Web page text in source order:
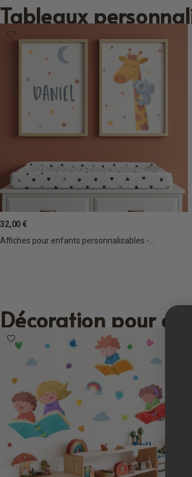
Tableaux
Affiches pour enfants personnalisables -...
32,00 €
Décoration pour